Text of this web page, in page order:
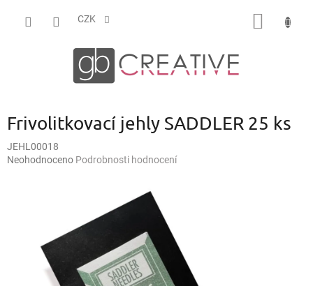
CZK
Frivolitkovací jehly SADDLER 25 ks
JEHL00018
Průměrné
hvězdiček.
Neohodnoceno Podrobnosti hodnocení